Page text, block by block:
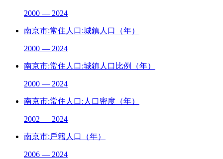
2000 — 2024
南京市:常住人口:城鎮人口（年）
2000 — 2024
南京市:常住人口:城鎮人口比例（年）
2000 — 2024
南京市:常住人口:人口密度（年）
2002 — 2024
南京市:戶籍人口（年）
2006 — 2024